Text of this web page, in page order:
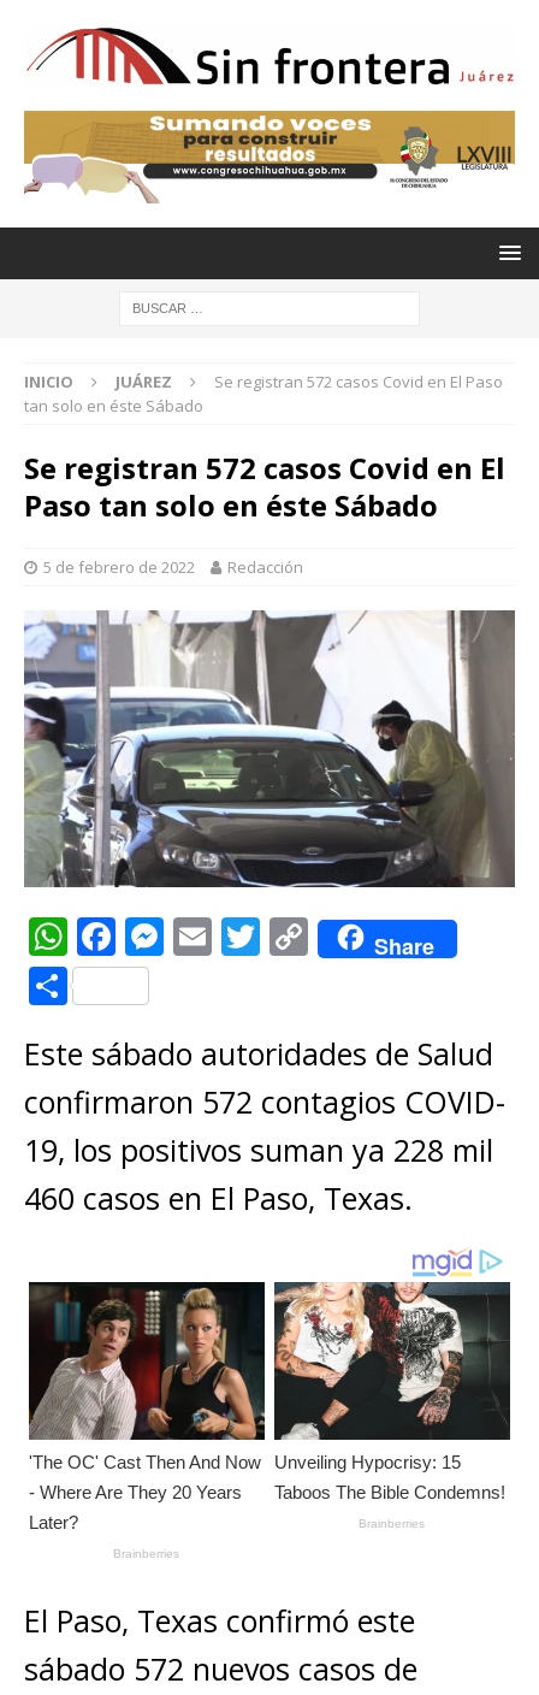
INICIO JUÁREZ
Se registran 572 casos Covid en El Paso
tan solo en éste Sábado
Se registran 572 casos Covid en El
Paso tan solo en éste Sábado
5 de febrero de 2022 Redacción
W
h
at
s
A
p
p
F
a
c
e
b
o
o
k
M
e
n
g
e
r
E
l
T
te
r
C
o
y
Li
n
k
Share
C
m
p
ar
ti
r
Este sábado autoridades de Salud
confirmaron 572 contagios COVID-
19, los positivos suman ya 228 mil
460 casos en El Paso, Texas.
El Paso, Texas confirmó este
sábado 572 nuevos casos de